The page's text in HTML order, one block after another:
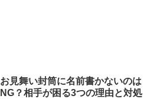
お見舞い封筒に名前書かないのは
NG？相手が困る3つの理由と対処